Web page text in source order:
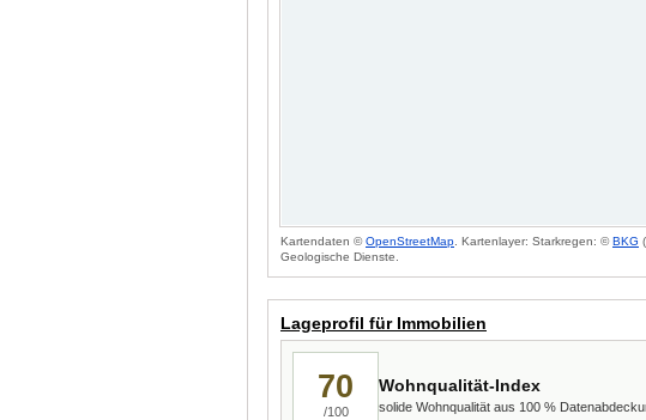
Kartendaten ©OpenStreetMap . Kartenlayer: Starkregen: ©BKG
Geologische Dienste.
Lageprofil für Immobilien
70
/100
Wohnqualität-Index
solide Wohnqualität aus 100 %